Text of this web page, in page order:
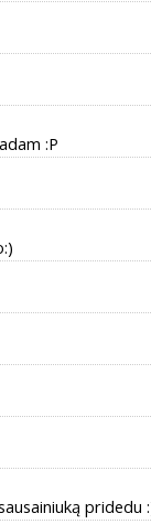
:P
pridedu